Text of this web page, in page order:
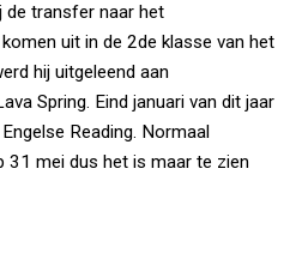
transfer naar het
uit in de 2de klasse van het
hij uitgeleend aan
Spring. Eind januari van dit jaar
Reading. Normaal
31 mei dus het is maar te zien